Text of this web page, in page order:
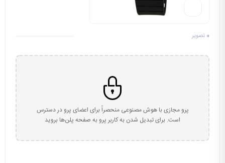
0 تصویر
پرو مجازی با هوش مصنوعی منحصراً برای اعضای پرو در دسترس
است. برای تبدیل شدن به کاربر پرو به صفحه پلن‌ها بروید